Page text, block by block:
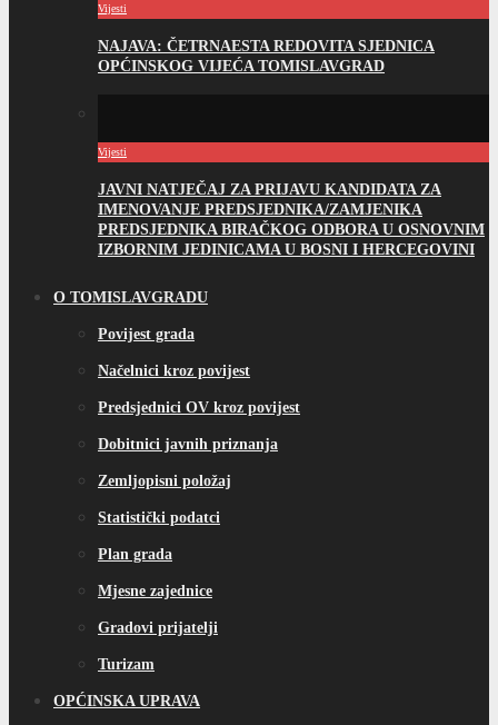
Vijesti
NAJAVA: ČETRNAESTA REDOVITA SJEDNICA
OPĆINSKOG VIJEĆA TOMISLAVGRAD
Vijesti
JAVNI NATJEČAJ ZA PRIJAVU KANDIDATA ZA
IMENOVANJE PREDSJEDNIKA/ZAMJENIKA
PREDSJEDNIKA BIRAČKOG ODBORA U OSNOVNIM
IZBORNIM JEDINICAMA U BOSNI I HERCEGOVINI
O TOMISLAVGRADU
Povijest grada
Načelnici kroz povijest
Predsjednici OV kroz povijest
Dobitnici javnih priznanja
Zemljopisni položaj
Statistički podatci
Plan grada
Mjesne zajednice
Gradovi prijatelji
Turizam
OPĆINSKA UPRAVA